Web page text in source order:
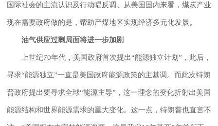
国际社会的主流认识及行动唱反调。从美国国内来看，煤炭产业
现在需要政府做的是，帮助产煤地区实现经济多元化发展。
油气供应过剩局面将进一步加剧
上世纪70年代，美国政府首次提出“能源独立计划”，此后，
寻求“能源独立”一直是美国政府能源政策的主基调。而此次特朗
普政府提出要寻求全球“能源主导”，这一理念的变化折射出美国
能源结构和世界能源需求的重大变化。这一点，特朗普也直言不